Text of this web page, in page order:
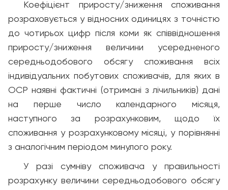
Коефіцієнт приросту/зниження споживання
розраховується у відносних одиницях з точністю
до чотирьох цифр після коми як співвідношення
приросту/зниження величини усередненого
середньодобового обсягу споживання всіх
індивідуальних побутових споживачів, для яких в
ОСР наявні фактичні (отримані з лічильників) дані
на перше число календарного місяця,
наступного за розрахунковим, щодо їх
споживання у розрахунковому місяці, у порівнянні
з аналогічним періодом минулого року.
У разі сумніву споживача у правильності
розрахунку величини середньодобового обсягу